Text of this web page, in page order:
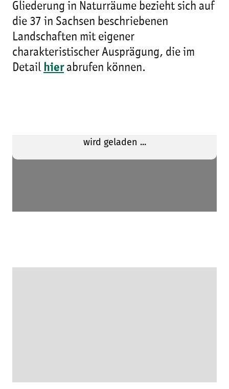
Gliederung in Naturräume bezieht sich auf
die 37 in Sachsen beschriebenen
Landschaften mit eigener
charakteristischer Ausprägung, die im
Detail hierabrufen können.